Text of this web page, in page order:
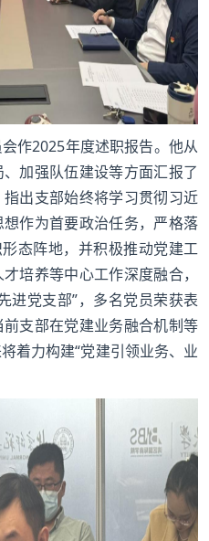
作2025年度述职报告。他从
加强队伍建设等方面汇报了
出支部始终将学习贯彻习近
作为首要政治任务，严格落
态阵地，并积极推动党建工
培养等中心工作深度融合，
进党支部”，多名党员荣获表
支部在党建业务融合机制等
着力构建“党建引领业务、业